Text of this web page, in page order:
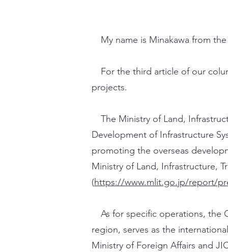
My name is Minakawa from
For the third article of our
projects.
The Ministry of Land,
Development of Infrastructure
promoting the overseas
Ministry of Land, Infrastructure,
(https://www.mlit.go.jp/report/
As for specific operations, the
region, serves as the
Ministry of Foreign Affairs and